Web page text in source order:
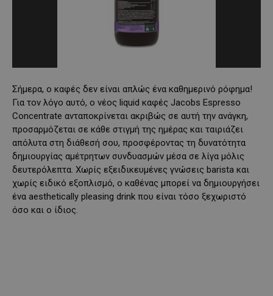
Σήμερα, ο καφές δεν είναι απλώς ένα καθημερινό ρόφημα!
Για τον λόγο αυτό, ο νέος liquid καφές Jacobs Espresso
Concentrate ανταποκρίνεται ακριβώς σε αυτή την ανάγκη,
προσαρμόζεται σε κάθε στιγμή της ημέρας και ταιριάζει
απόλυτα στη διάθεσή σου, προσφέροντας τη δυνατότητα
δημιουργίας αμέτρητων συνδυασμών μέσα σε λίγα μόλις
δευτερόλεπτα. Χωρίς εξειδικευμένες γνώσεις barista και
χωρίς ειδικό εξοπλισμό, ο καθένας μπορεί να δημιουργήσει
ένα aesthetically pleasing drink που είναι τόσο ξεχωριστό
όσο και ο ίδιος.